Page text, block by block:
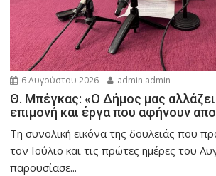
6 Αυγούστου 2026 admin admin
Θ. Μπέγκας: «Ο Δήμος μας
επιμονή και έργα που αφήνουν
Τη συνολική εικόνα της δουλειάς που
τον Ιούλιο και τις πρώτες ημέρες του
παρουσίασε...